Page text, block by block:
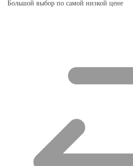
Большой выбор по самой низкой цене